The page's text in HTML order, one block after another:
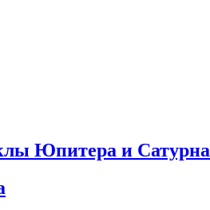
Юпитера и Сатурна